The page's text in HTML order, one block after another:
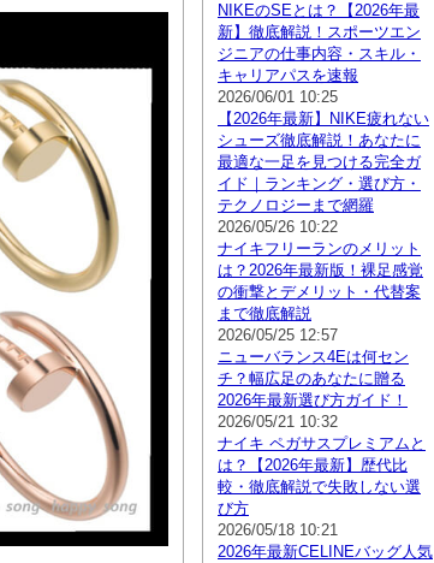
NIKEのSEとは？【2026年最
新】徹底解説！スポーツエン
ジニアの仕事内容・スキル・
キャリアパスを速報
2026/06/01 10:25
【2026年最新】NIKE疲れない
シューズ徹底解説！あなたに
最適な一足を見つける完全ガ
イド｜ランキング・選び方・
テクノロジーまで網羅
2026/05/26 10:22
ナイキフリーランのメリット
は？2026年最新版！裸足感覚
の衝撃とデメリット・代替案
まで徹底解説
2026/05/25 12:57
ニューバランス4Eは何セン
チ？幅広足のあなたに贈る
2026年最新選び方ガイド！
2026/05/21 10:32
ナイキ ペガサスプレミアムと
は？【2026年最新】歴代比
較・徹底解説で失敗しない選
び方
2026/05/18 10:21
2026年最新CELINEバッグ人気